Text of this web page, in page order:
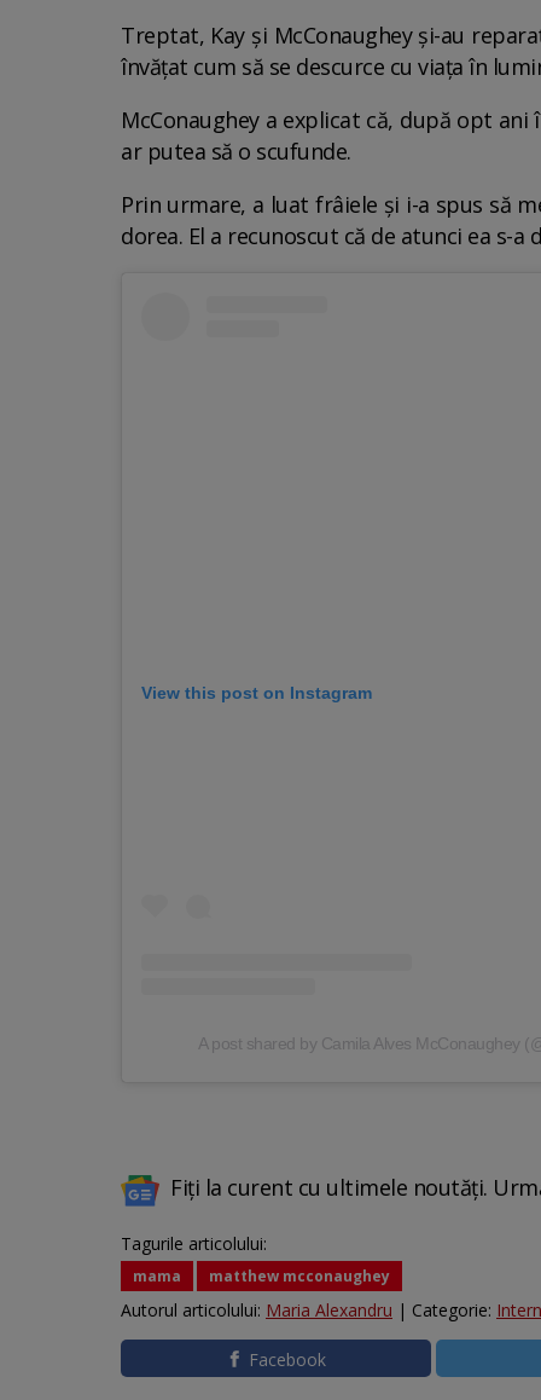
Treptat, Kay și McConaughey și-au
învățat cum să se descurce cu viața în
McConaughey a explicat că, după opt
ar putea să o scufunde.
Prin urmare, a luat frâiele și i-a spus să
dorea. El a recunoscut că de atunci ea s-
View this post on Instagram
A post shared by Camila Alves McConaughey
Fiți la curent cu ultimele noutăți.
Tagurile articolului:
mama matthew mcconaughey
Autorul articolului: Maria Alexandru | Categorie:
Facebook